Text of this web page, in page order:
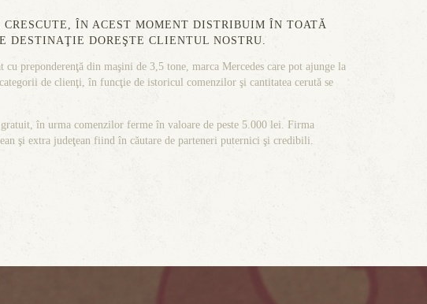
ÎN ACEST MOMENT DISTRIBUIM ÎN TOATĂ
DESTINAŢIE DOREŞTE CLIENTUL NOSTRU.
preponderenţă din maşini de 3,5 tone, marca Mercedes care pot ajunge la
de clienţi, în funcţie de istoricul comenzilor şi cantitatea cerută se
în urma comenzilor ferme în valoare de peste 5.000 lei. Firma
şi extra judeţean fiind în căutare de parteneri puternici şi credibili.